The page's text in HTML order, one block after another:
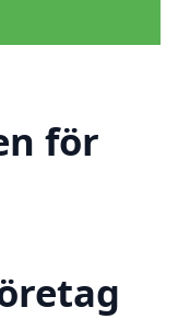
för